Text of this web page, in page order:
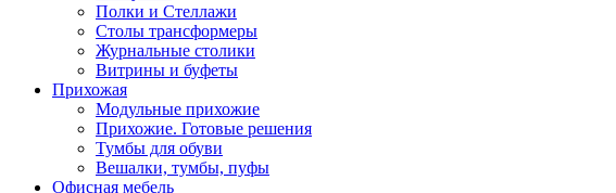
Полки и Стеллажи
Столы трансформеры
Журнальные столики
Витрины и буфеты
Прихожая
Модульные прихожие
Прихожие. Готовые решения
Тумбы для обуви
Вешалки, тумбы, пуфы
Офисная мебель